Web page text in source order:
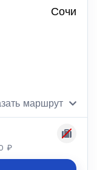
Сочи
маршрут
₽